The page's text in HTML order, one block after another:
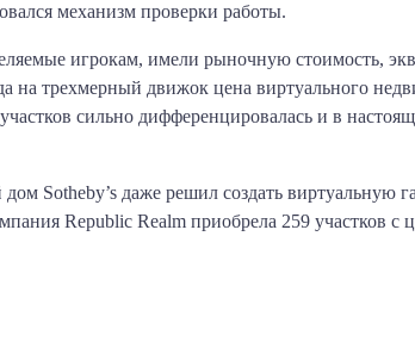
механизм проверки работы.
игрокам, имели рыночную стоимость,
на трехмерный движок цена виртуального
сильно дифференцировалась и в
Sotheby’s даже решил создать виртуальную
Republic Realm приобрела 259 участков с